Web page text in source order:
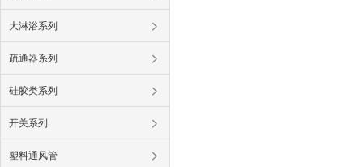
大淋浴系列
疏通器系列
硅胶类系列
开关系列
塑料通风管